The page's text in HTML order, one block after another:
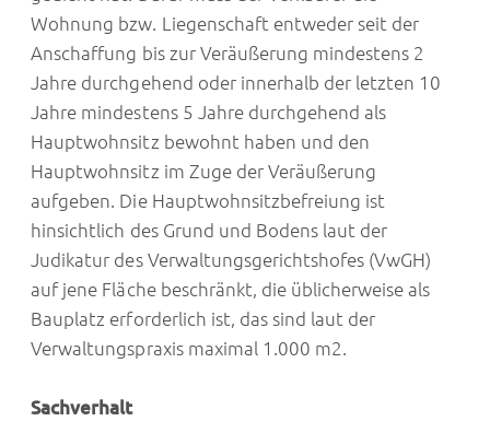
Wohnung bzw. Liegenschaft entweder seit der
Anschaffung bis zur Veräußerung mindestens 2
Jahre durchgehend oder innerhalb der letzten 10
Jahre mindestens 5 Jahre durchgehend als
Hauptwohnsitz bewohnt haben und den
Hauptwohnsitz im Zuge der Veräußerung
aufgeben. Die Hauptwohnsitzbefreiung ist
hinsichtlich des Grund und Bodens laut der
Judikatur des Verwaltungsgerichtshofes (VwGH)
auf jene Fläche beschränkt, die üblicherweise als
Bauplatz erforderlich ist, das sind laut der
Verwaltungspraxis maximal 1.000 m2.
Sachverhalt